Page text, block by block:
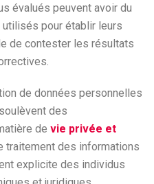
évalués peuvent avoir du
pour établir leurs
de contester les résultats
de données personnelles
des
de vie privée et
traitement des informations
explicite des individus